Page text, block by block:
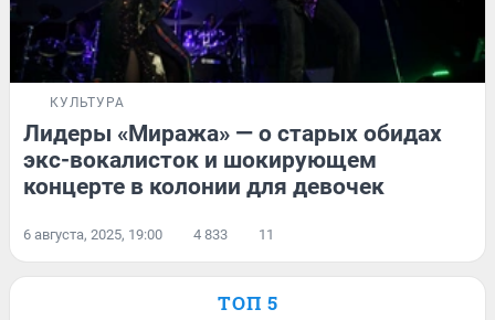
КУЛЬТУРА
Лидеры «Миража» — о старых обидах
экс-вокалисток и шокирующем
концерте в колонии для девочек
6 августа, 2025, 19:00 4 833 11
ТОП 5